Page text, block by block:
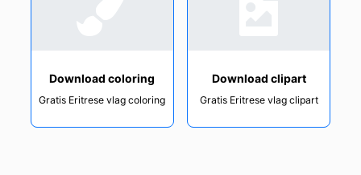
Download coloring
Gratis Eritrese vlag coloring
Download clipart
Gratis Eritrese vlag clipart